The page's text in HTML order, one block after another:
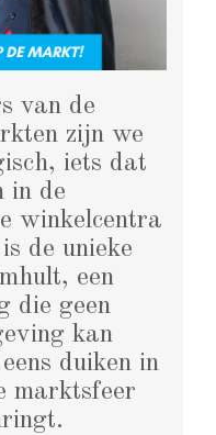
van de
zijn we
iets dat
in de
winkelcentra
de unieke
een
die geen
kan
duiken in
marktsfeer